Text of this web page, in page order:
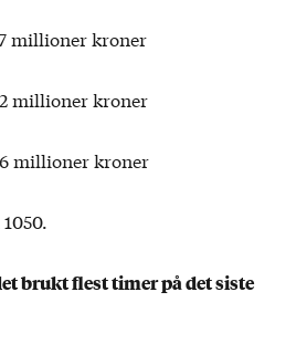
millioner kroner
millioner kroner
millioner kroner
brukt flest timer på det siste